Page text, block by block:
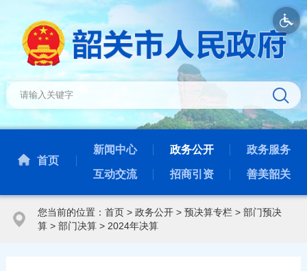
首页
新闻中心 政务公开 政务服务
互动交流 招商引资 善美韶关
您当前的位置： 首页> 政务公开> 预决算专栏> 部门预决
算> 部门决算> 2024年决算